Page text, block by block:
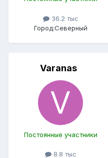
36.2 тыс
Город:Северный
Varanas
Постоянные участники
8.8 тыс